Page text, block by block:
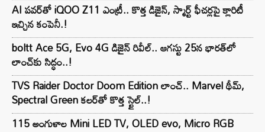
AI పవర్‌తో iQOO Z11 ఎంట్రీ.. కొత్త డిజైన్, స్మార్ట్ ఫీచర్లపై క్లారిటీ
ఇచ్చిన కంపెనీ.!
boltt Ace 5G, Evo 4G డిజైన్ రివీల్.. ఆగస్టు 25న భారత్‌లో
లాంచ్‌కు సిద్ధం..!
TVS Raider Doctor Doom Edition లాంచ్.. Marvel థీమ్,
Spectral Green కలర్‌తో కొత్త స్టైల్..!
115 అంగుళాల Mini LED TV, OLED evo, Micro RGB